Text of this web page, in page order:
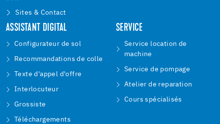
Sites & Contact
ASSISTANT DIGITAL
Configurateur de sol
Recommandations de colle
Texte d'appel d'offre
Interlocuteur
Grossiste
Téléchargements
SERVICE
Service location de
machine
Service de pompage
Atelier de reparation
Cours spécialisés